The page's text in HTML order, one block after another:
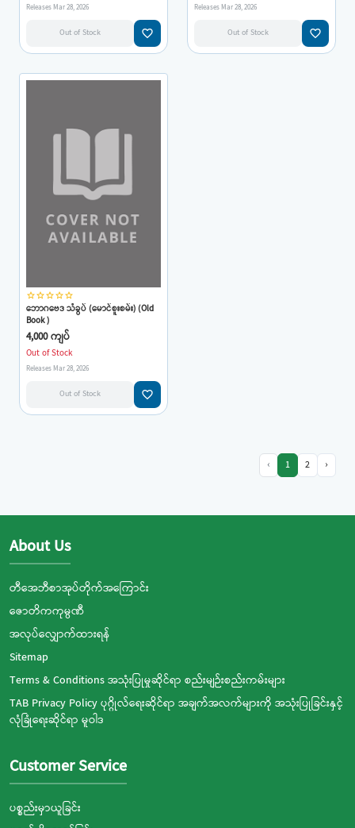
Releases Mar 28, 2026
Out of Stock favorite_border
Releases Mar 28, 2026
Out of Stock favorite_border
star_borderstar_borderstar_borderstar_borderstar_border
ဘောဂဗေဒ သံခွပ် (မောင်စူးစမ်း) (Old
Book )
4,000 ကျပ်
Out of Stock
Releases Mar 28, 2026
Out of Stock favorite_border
‹ 1 2 ›
About Us
တီအေဘီစာအုပ်တိုက်အကြောင်း
ဇောတိကကုမ္ပဏီ
အလုပ်လျှောက်ထားရန်
Sitemap
Terms & Conditions အသုံးပြုမှုဆိုင်ရာ စည်းမျဉ်းစည်းကမ်းများ
TAB Privacy Policy ပုဂ္ဂိုလ်ရေးဆိုင်ရာ အချက်အလက်များကို အသုံးပြုခြင်းနှင့်
လုံခြုံရေးဆိုင်ရာ မူဝါဒ
Customer Service
ပစ္စည်းမှာယူခြင်း